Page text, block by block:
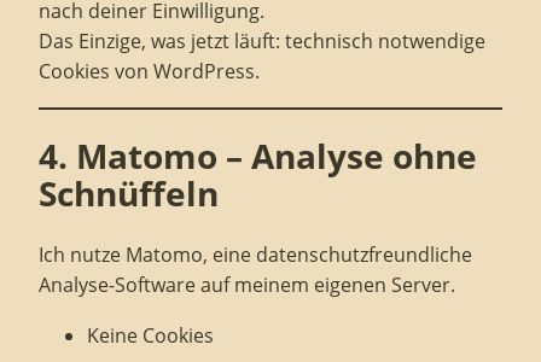
nach deiner Einwilligung.
Das Einzige, was jetzt läuft: technisch notwendige
Cookies von WordPress.
4. Matomo – Analyse ohne
Schnüffeln
Ich nutze Matomo, eine datenschutzfreundliche
Analyse-Software auf meinem eigenen Server.
Keine Cookies